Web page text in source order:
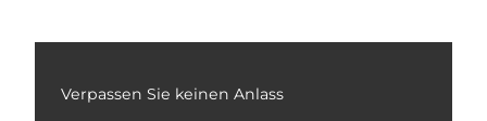
Verpassen Sie keinen Anlass